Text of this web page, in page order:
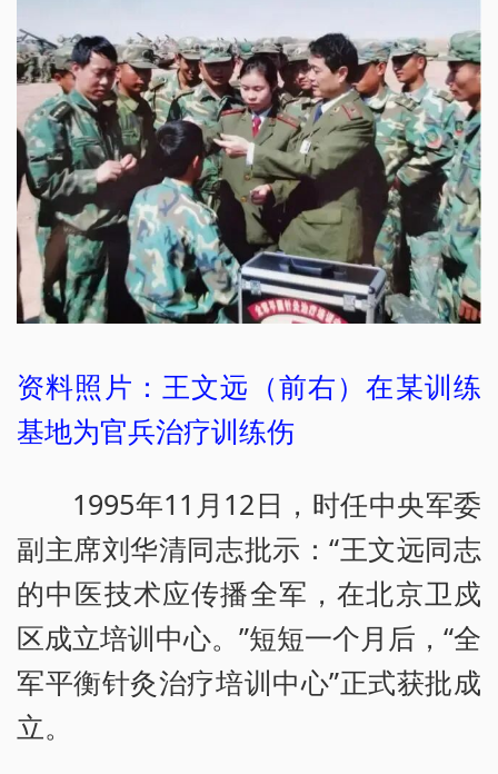
资料照片：王文远（前右）在某训练
基地为官兵治疗训练伤
1995年11月12日，时任中央军委
副主席刘华清同志批示：“王文远同志
的中医技术应传播全军，在北京卫戍
区成立培训中心。”短短一个月后，“全
军平衡针灸治疗培训中心”正式获批成
立。